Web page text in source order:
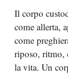
Il corpo
come allerta,
come
riposo, ritmo,
la vita. Un